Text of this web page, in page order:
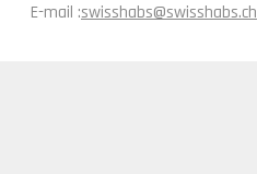
E-mail :swisshabs@swisshabs.ch